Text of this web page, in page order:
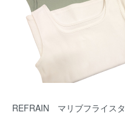
REFRAIN マリブフライスタ